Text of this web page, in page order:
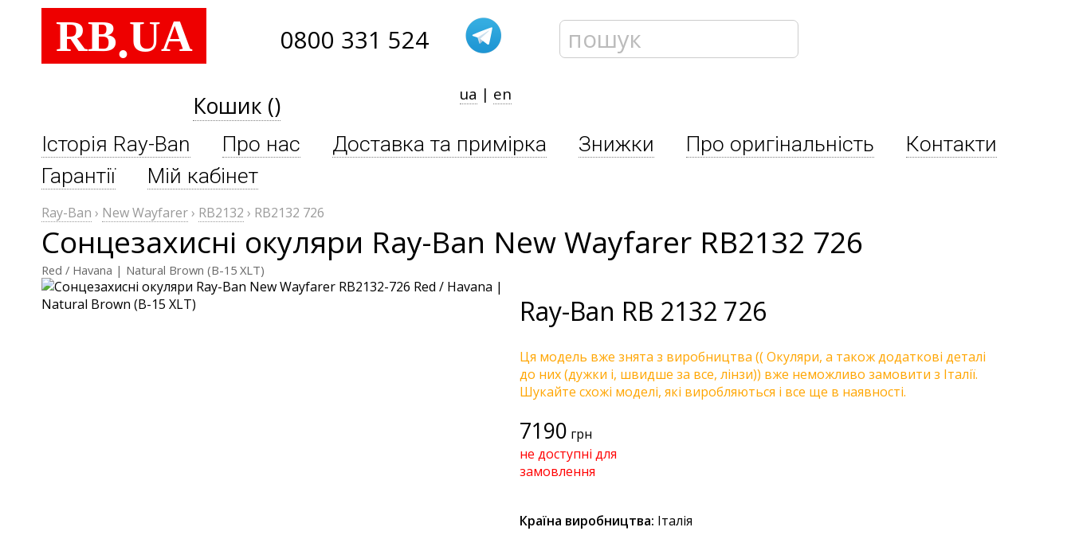
RB.UA 0800 331 524
Кошик () ua | en
Історія Ray-Ban Про нас Доставка та примірка Знижки Про оригінальність
Контакти
Гарантії
Мій кабінет
Ray-Ban › New Wayfarer› RB2132 › RB2132 726
Сонцезахисні окуляри Ray-Ban New Wayfarer RB2132 726
Red / Havana | Natural Brown (B-15 XLT)
Ray-Ban RB 2132 726
Ця модель вже знята з виробництва (( Окуляри, а також додаткові деталі
до них (дужки і, швидше за все, лінзи)) вже неможливо замовити з Італії.
Шукайте схожі моделі, які виробляються і все ще в наявності.
7190 грн
не доступні для
замовлення
Країна виробництва: Італія